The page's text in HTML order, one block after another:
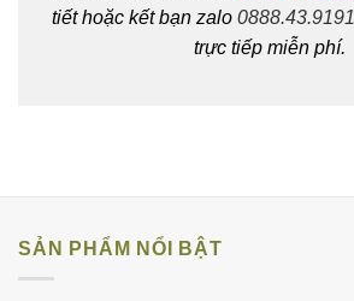
tiết hoặc kết bạn zalo 0888.43.9191
trực tiếp miễn phí.
SẢN PHẨM NỔI BẬT